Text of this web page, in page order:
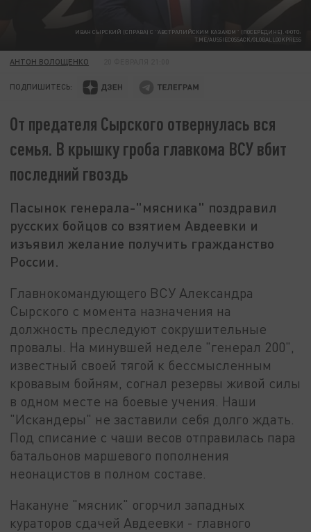
ИВАН СЫРСКИЙ (СПРАВА) С "АВСТРАЛИЙСКИМ КАЗАКОМ" (ПОСЕРЕДИНЕ). ФОТО:
T.ME/AUSSIECOSSACK/GLOBALLOOKPRESS
АНТОН ВОЛОЩЕНКО
ПОДПИШИТЕСЬ:
От предателя Сырского отвернулась вся
семья. В крышку гроба главкома ВСУ вбит
последний гвоздь
Пасынок генерала-"мясника" поздравил
русских бойцов со взятием Авдеевки и
изъявил желание получить гражданство
России.
Главнокомандующего ВСУ Александра
Сырского с момента назначения на
должность преследуют сокрушительные
провалы. На минувшей неделе "генерал 200",
известный своей тягой к бессмысленным
кровавым бойням, согнал резервы живой силы
в одном месте на боевые учения. Наши
"Искандеры" не заставили себя долго ждать.
Под списание с чаши весов отправилась пара
батальонов маршевого пополнения
неонацистов в полном составе.
Накануне "мясник" огорчил западных
кураторов сдачей Авдеевки - главного